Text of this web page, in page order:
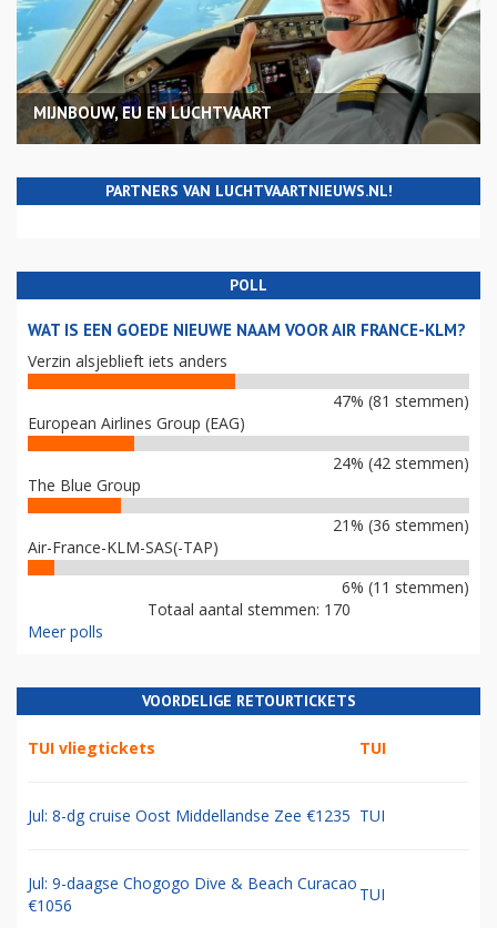
MIJNBOUW, EU EN LUCHTVAART
PARTNERS VAN LUCHTVAARTNIEUWS.NL!
POLL
WAT IS EEN GOEDE NIEUWE NAAM VOOR AIR FRANCE-KLM?
Verzin alsjeblieft iets anders
47% (81 stemmen)
European Airlines Group (EAG)
24% (42 stemmen)
The Blue Group
21% (36 stemmen)
Air-France-KLM-SAS(-TAP)
6% (11 stemmen)
Totaal aantal stemmen: 170
Meer polls
VOORDELIGE RETOURTICKETS
TUI vliegtickets TUI
Jul: 8-dg cruise Oost Middellandse Zee €1235 TUI
Jul: 9-daagse Chogogo Dive & Beach Curacao
€1056
TUI